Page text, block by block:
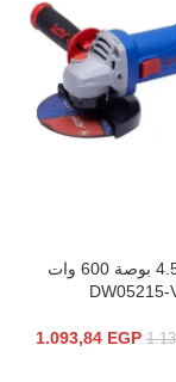
صاروخ 4.5 بوصة 600 وات
DW05215-
1.093,84 EGP